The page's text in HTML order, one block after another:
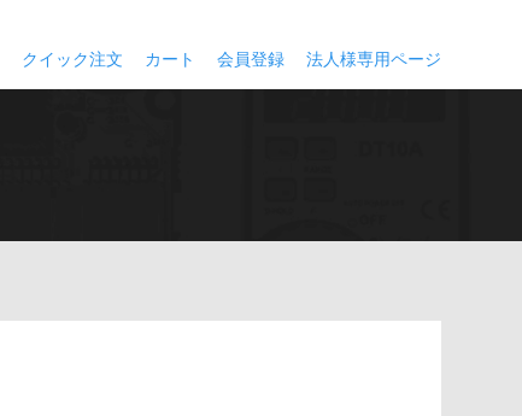
クイック注文 カート 会員登録 法人様専用ページ